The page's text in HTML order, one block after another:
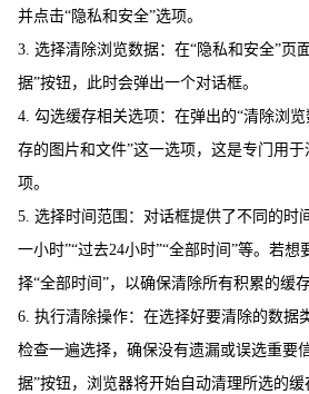
并点击“隐私和安全”选项。
3. 选择清除浏览数据：在“隐私和安全”页
据”按钮，此时会弹出一个对话框。
4. 勾选缓存相关选项：在弹出的“清除浏
存的图片和文件”这一选项，这是专门用
项。
5. 选择时间范围：对话框提供了不同的时
一小时”“过去24小时”“全部时间”等。若想
择“全部时间”，以确保清除所有积累的缓存
6. 执行清除操作：在选择好要清除的数据
检查一遍选择，确保没有遗漏或误选重要
据”按钮，浏览器将开始自动清理所选的缓